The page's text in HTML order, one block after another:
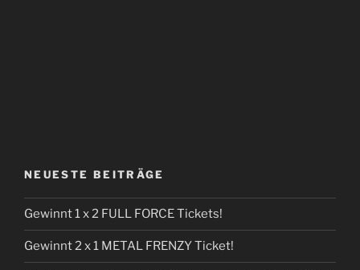
NEUESTE BEITRÄGE
Gewinnt 1 x 2 FULL FORCE Tickets!
Gewinnt 2 x 1 METAL FRENZY Ticket!